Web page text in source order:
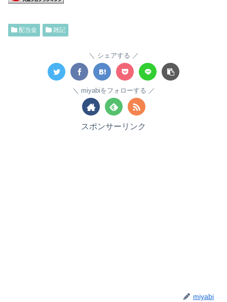
配当金 雑記
シェアする
miyabiをフォローする
スポンサーリンク
miyabi